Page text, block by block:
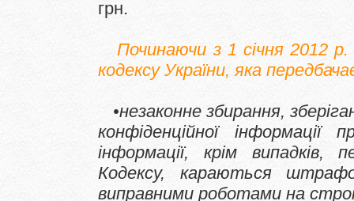
грн.
Починаючи з 1 січня 2012
кодексу України, яка
•незаконне збирання,
конфіденційної
інформації, крім
Кодексу, караються
виправними роботами на